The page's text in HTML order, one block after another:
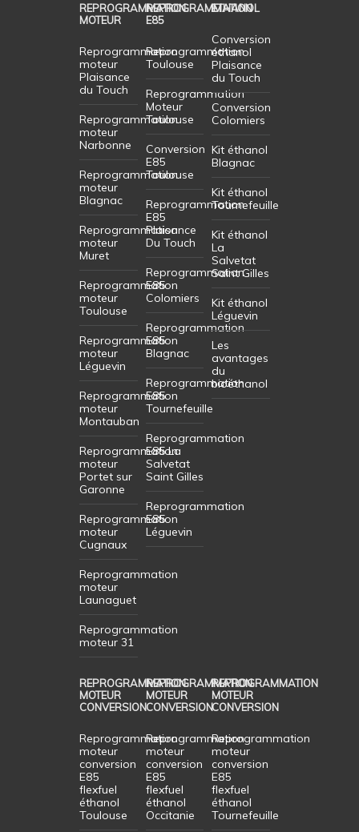
REPROGRAMMATION
MOTEUR
Reprogrammation
moteur
Plaisance
du Touch
Reprogrammation
moteur
Narbonne
Reprogrammation
moteur
Blagnac
Reprogrammation
moteur
Muret
Reprogrammation
moteur
Toulouse
Reprogrammation
moteur
Léguevin
Reprogrammation
moteur
Montauban
Reprogrammation
moteur
Portet sur
Garonne
Reprogrammation
moteur
Cugnaux
Reprogrammation
moteur
Launaguet
Reprogrammation
moteur 31
REPROGRAMMATION
E85
Reprogrammation
Toulouse
Reprogrammation
Moteur
Toulouse
Conversion
E85
Toulouse
Reprogrammation
E85
Plaisance
Du Touch
Reprogrammation
E85
Colomiers
Reprogrammation
E85
Blagnac
Reprogrammation
E85
Tournefeuille
Reprogrammation
E85 La
Salvetat
Saint Gilles
Reprogrammation
E85
Léguevin
ETHANOL
Conversion
éthanol
Plaisance
du Touch
Conversion
Colomiers
Kit éthanol
Blagnac
Kit éthanol
Tournefeuille
Kit éthanol
La
Salvetat
Saint Gilles
Kit éthanol
Léguevin
Les
avantages
du
bioéthanol
REPROGRAMMATION
MOTEUR
CONVERSION
Reprogrammation
moteur
conversion
E85
flexfuel
éthanol
Toulouse
REPROGRAMMATION
MOTEUR
CONVERSION
Reprogrammation
moteur
conversion
E85
flexfuel
éthanol
Occitanie
REPROGRAMMATION
MOTEUR
CONVERSION
Reprogrammation
moteur
conversion
E85
flexfuel
éthanol
Tournefeuille